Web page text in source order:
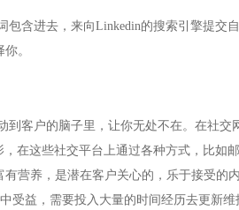
包含进去，来向Linkedin的搜索引擎提交
。
客户的脑子里，让你无处不在。在社交
在这些社交平台上通过各种方式，比如邮
营养，是潜在客户关心的，乐于接受的内
受益，需要投入大量的时间经历去更新维
，
企业的首选。